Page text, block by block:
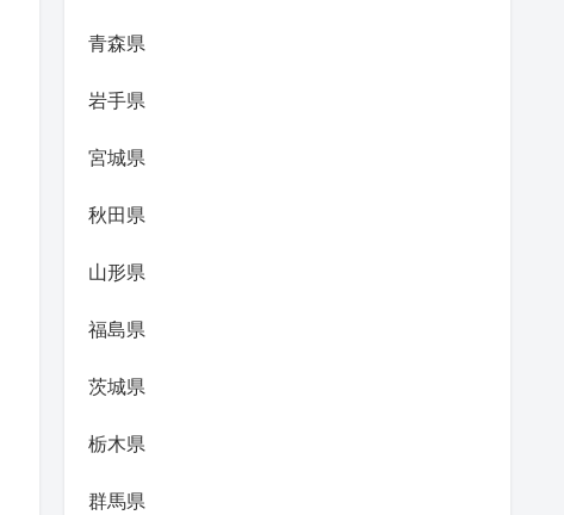
青森県
岩手県
宮城県
秋田県
山形県
福島県
茨城県
栃木県
群馬県